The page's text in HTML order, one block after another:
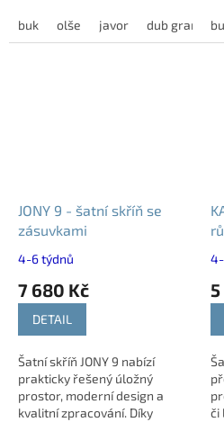
dekorech umožňuje snadné...
buk olše javor dub grande
JONY 9 - šatní skříň se
zásuvkami
4-6 týdnů
7 680 Kč
DETAIL
Šatní skříň JONY 9 nabízí
prakticky řešený úložný
prostor, moderní design a
kvalitní zpracování. Díky
či